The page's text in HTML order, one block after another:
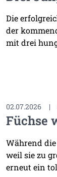
Die
der
mit drei
02.07.2026 |
Füchse
Während
weil sie zu
erneut ein